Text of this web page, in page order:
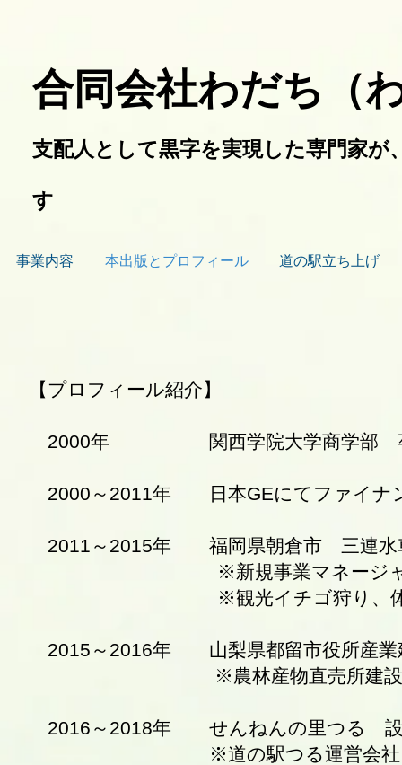
合同会社わだち（
支配人として黒字を実現した専門家が
す
事業内容 本出版とプロフィール 道の駅立ち上げ
​【プロフィール紹介】
2000年 関西学院大学商学部
2000～2011年 日本GEにてファイナ
2011～2015年 福岡県朝倉市 三連水
※新規事業マネージャー兼
※観光イチゴ狩り、体験
2015～2016年 山梨県都留市役所産
※農林産物直売所建設プロ
2016～2018年 せんねんの里つる 設
※道の駅つる運営会社（第三セ